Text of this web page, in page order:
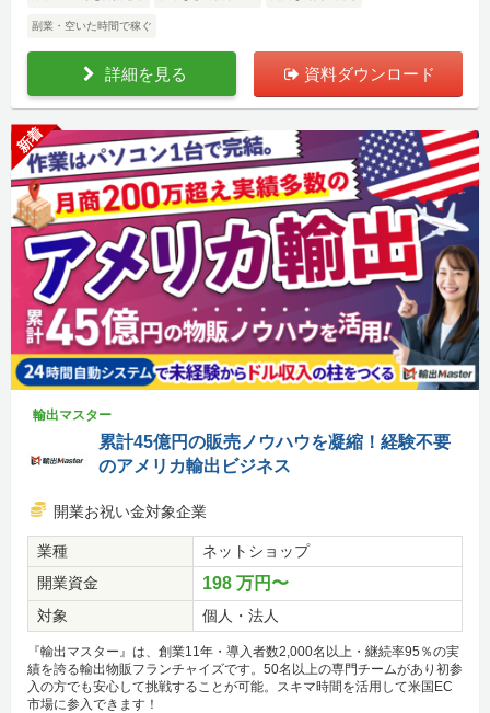
副業・空いた時間で稼ぐ
詳細を見る 資料ダウンロード
新着
輸出マスター
累計45億円の販売ノウハウを凝縮！経験不要
のアメリカ輸出ビジネス
開業お祝い金対象企業
業種
ネットショップ
開業資金
198 万円〜
対象 個人・法人
『輸出マスター』は、創業11年・導入者数2,000名以上・継続率95％の実
績を誇る輸出物販フランチャイズです。50名以上の専門チームがあり初参
入の方でも安心して挑戦することが可能。スキマ時間を活用して米国EC
市場に参入できます！